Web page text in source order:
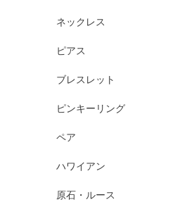
ネックレス
ピアス
ブレスレット
ピンキーリング
ペア
ハワイアン
原石・ルース